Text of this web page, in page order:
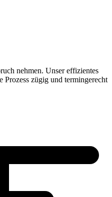
nehmen. Unser effizientes
Prozess zügig und termingerecht